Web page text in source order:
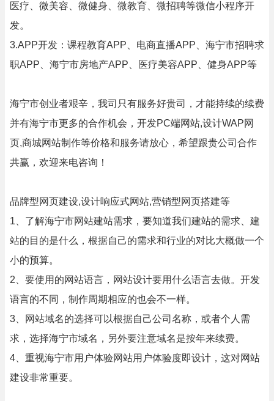
医疗、微美容、微健身、微教育、微招聘等微信小程序开
发。
3.APP开发：课程教育APP、电商直播APP、海宁市招聘求
职APP、海宁市房地产APP、医疗美容APP、健身APP等
海宁市创业者艰辛，我司只有服务好贵司，才能持续的续费
并有海宁市更多的合作机会，开发PC端网站,设计WAP网
页,商城网站制作等价格和服务请放心，希望跟贵公司合作
共赢，欢迎来电咨询！
品牌型网页建设,设计响应式网站,营销型网页搭建等
1、了解海宁市网站建站需求，要知道我们建站的需求、建
站的目的是什么，根据自己的需求和行业的对比大概做一个
小的预算。
2、要使用的网站语言，网站设计要用什么语言去做。开发
语言的不同，制作周期相应的也会不一样。
3、网站域名的选择可以根据自己公司名称，或者个人需
求，选择海宁市域名，另外要注意域名是按年来续费。
4、重视海宁市用户体验网站用户体验度即设计，这对网站
建设非常重要。